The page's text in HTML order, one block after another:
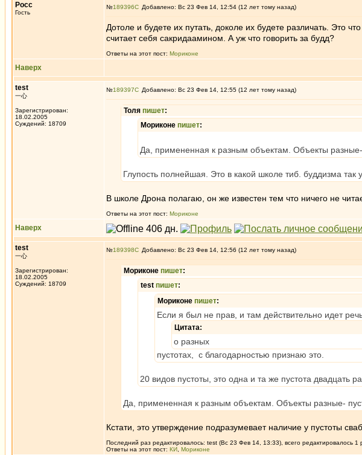
Росс
Гость
№189396 Добавлено: Вс 23 Фев 14, 12:54 (12 лет тому назад)
Дотоле и будете их путать, доколе их будете различать. Это
считает себя сакридаамином. А уж что говорить за будд?
Ответы на этот пост: Мориконе
Наверх
test
一心
Зарегистрирован:
18.02.2005
Суждений: 18709
№189397 Добавлено: Вс 23 Фев 14, 12:55 (12 лет тому назад)
Толя пишет:
Мориконе пишет:
Да, примененная к разным объектам. Объекты разные-
Глупость полнейшая. Это в какой школе тиб. буддизма так
В школе Дрона полагаю, он же известен тем что ничего не
Ответы на этот пост: Мориконе
Наверх
test
一心
Зарегистрирован:
18.02.2005
Суждений: 18709
№189398 Добавлено: Вс 23 Фев 14, 12:56 (12 лет тому назад)
Мориконе пишет:
test пишет:
Мориконе пишет:
Если я был не прав, и там действительно идет
Цитата:
о разных
пустотах, с благодарностью признаю это.
20 видов пустоты, это одна и та же пустота двадцать
Да, примененная к разным объектам. Объекты разные-
Кстати, это утверждение подразумевает наличие у пустоты
Последний раз редактировалось: test (Вс 23 Фев 14, 13:33), всего редактировалось 1
Ответы на этот пост: КИ Мориконе